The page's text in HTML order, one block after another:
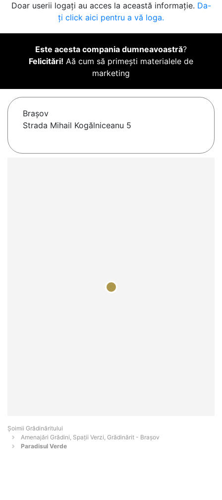
Doar userii logați au acces la această informație. Da-
ți click aici pentru a vă loga.
Este acesta compania dumneavoastră?
Felicitări! Aă cum să primești materialele de
marketing
Braşov
Strada Mihail Kogălniceanu 5
Șoimii Grădinăritului
Amenajări Grădini, Spații Verzi, Grădinărit - Braşov
Paradisul Verde